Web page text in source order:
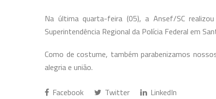
Na última quarta-feira (05), a Ansef/SC
Superintendência Regional da Polícia Federal em
Como de costume, também parabenizamos
alegria e união.
Facebook Twitter LinkedIn